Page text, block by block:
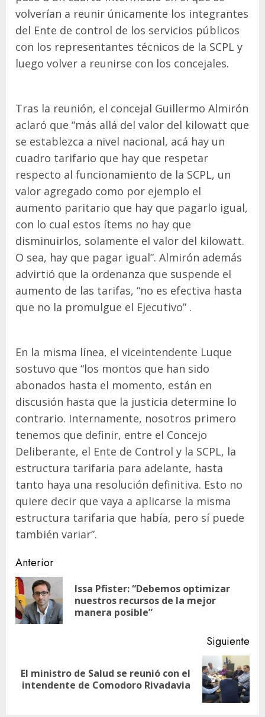
volverían a reunir únicamente los integrantes
del Ente de control de los servicios públicos
con los representantes técnicos de la SCPL y
luego volver a reunirse con los concejales.
Tras la reunión, el concejal Guillermo Almirón
aclaró que “más allá del valor del kilowatt que
se establezca a nivel nacional, acá hay un
cuadro tarifario que hay que respetar
respecto al funcionamiento de la SCPL, un
valor agregado como por ejemplo el
aumento paritario que hay que pagarlo igual,
con lo cual estos ítems no hay que
disminuirlos, solamente el valor del kilowatt.
O sea, hay que pagar igual”. Almirón además
advirtió que la ordenanza que suspende el
aumento de las tarifas, “no es efectiva hasta
que no la promulgue el Ejecutivo” .
En la misma línea, el viceintendente Luque
sostuvo que “los montos que han sido
abonados hasta el momento, están en
discusión hasta que la justicia determine lo
contrario. Internamente, nosotros primero
tenemos que definir, entre el Concejo
Deliberante, el Ente de Control y la SCPL, la
estructura tarifaria para adelante, hasta
tanto haya una resolución definitiva. Esto no
quiere decir que vaya a aplicarse la misma
estructura tarifaria que había, pero sí puede
también variar”.
Navegación
de
entradas
Anterior
Issa Pfister: “Debemos optimizar
nuestros recursos de la mejor
manera posible”
Siguiente
Siguiente
entrada:
El ministro de Salud se reunió con el
intendente de Comodoro Rivadavia